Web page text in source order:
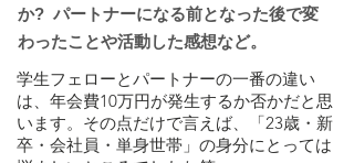
か? パートナーになる前となった後で変
わったことや活動した感想など。
学生フェローとパートナーの一番の違い
は、年会費10万円が発生するか否かだと思
います。その点だけで言えば、「23歳・新
卒・会社員・単身世帯」の身分にとっては